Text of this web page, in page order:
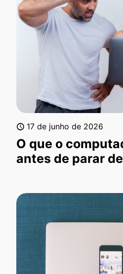
17 de junho de 2026
O que o
antes de parar